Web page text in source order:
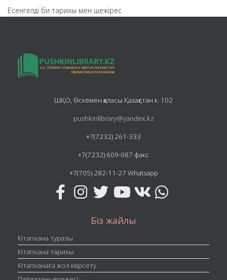
Есенгелді би тарихы мен шежірес
ШҚО, Өскемен қаласы Қазақстан к. 102
pushkinlibrary@yandex.kz
+7(7232) 261-333
+7(7232) 609-087 факс
+7(705) 282-11-27 Whatsapp
Біз жайлы
Кітапхана туралы
Кітапхана тарихы
Кітапханаға жол көрсету